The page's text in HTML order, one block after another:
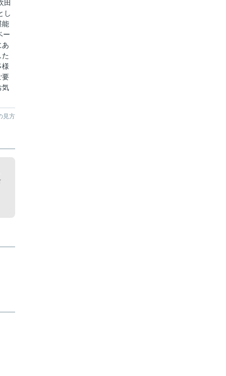
田
し
能
ー
あ
様
要
気
見方